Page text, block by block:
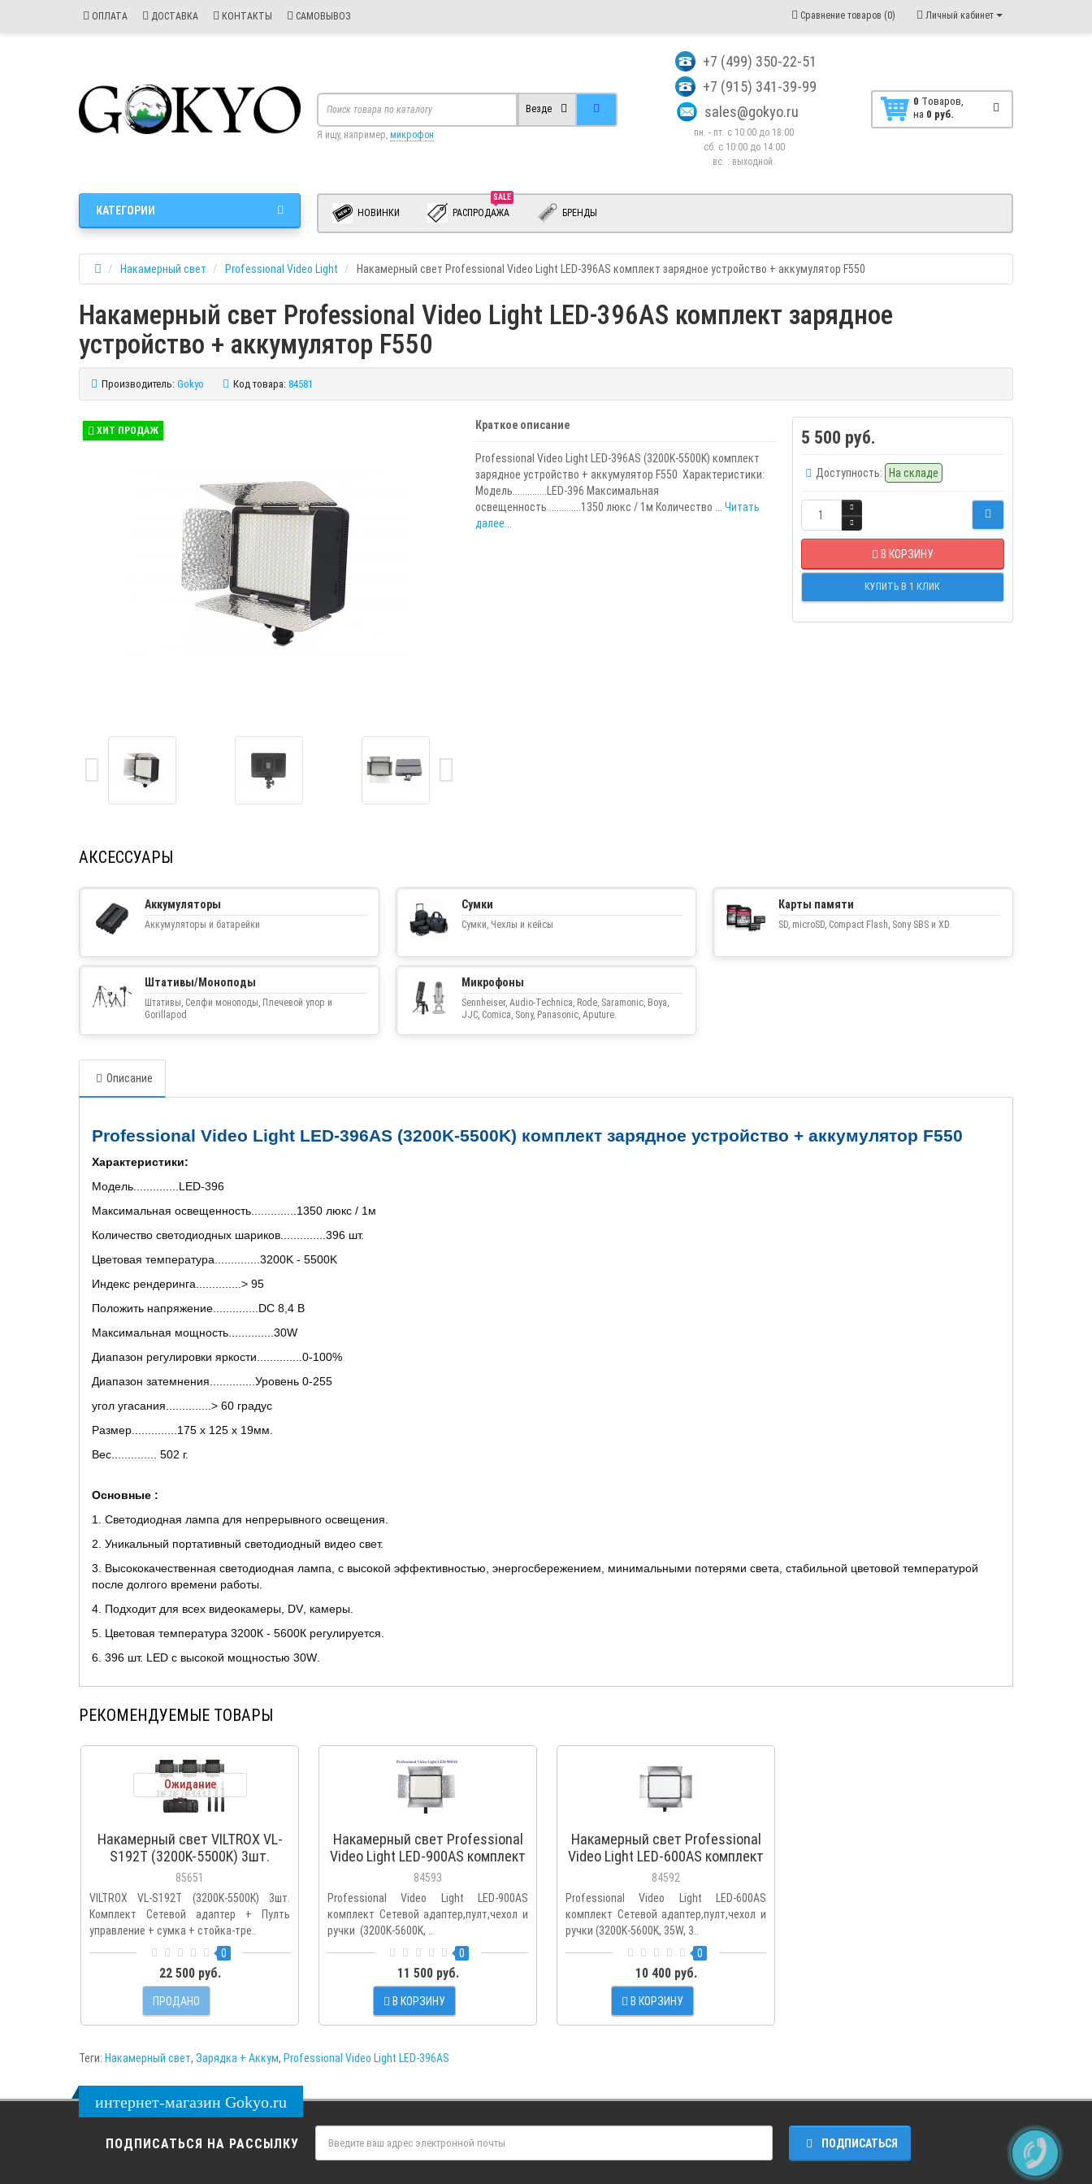
ОПЛАТА ДОСТАВКА КОНТАКТЫ САМОВЫВОЗ Личный кабинет
Сравнение товаров (0)
+7 (499) 350-22-51
+7 (915) 341-39-99
sales@gokyo.ru
пн. - пт. с 10:00 до 18:00
сб. c 10:00 до 14:00
вс. : выходной.
0 Tоваров,
на 0 руб.
Везде
Я ищу, например, микрофон
НОВИНКИ
SALE
РАСПРОДАЖА БРЕНДЫ
КАТЕГОРИИ
Накамерный свет Professional Video Light Накамерный свет Professional Video Light LED-396AS комплект зарядное устройство + аккумулятор F550
Накамерный свет Professional Video Light LED-396AS комплект зарядное
устройство + аккумулятор F550
Производитель: Gokyo Код товара: 84581
ХИТ ПРОДАЖ Краткое описание
Professional Video Light LED-396AS (3200K-5500K) комплект
зарядное устройство + аккумулятор F550 Характеристики:
Модель..............LED-396 Максимальная
освещенность..............1350 люкс / 1м Количество ... Читать
далее...
5 500 руб.
Доступность: На складе
В КОРЗИНУ
КУПИТЬ В 1 КЛИК
АКСЕССУАРЫ
Аккумуляторы
Аккумуляторы и батарейки
Сумки
Сумки, Чехлы и кейсы
Карты памяти
SD, microSD, Compact Flash, Sony SBS и XD.
Штативы/Моноподы
Штативы, Селфи моноподы, Плечевой упор и
Gorillapod
Микрофоны
Sennheiser, Audio-Technica, Rode, Saramonic, Boya,
JJC, Comica, Sony, Panasonic, Aputure.
Описание
Professional Video Light LED-396AS (3200K-5500K) комплект зарядное устройство + аккумулятор F550
Характеристики:
Модель..............LED-396
Максимальная освещенность..............1350 люкс / 1м
Количество светодиодных шариков..............396 шт.
Цветовая температура..............3200K - 5500K
Индекс рендеринга..............> 95
Положить напряжение..............DC 8,4 В
Максимальная мощность..............30W
Диапазон регулировки яркости..............0-100%
Диапазон затемнения..............Уровень 0-255
угол угасания..............> 60 градус
Размер..............175 x 125 x 19мм.
Вес.............. 502 г.
Основные :
1. Светодиодная лампа для непрерывного освещения.
2. Уникальный портативный светодиодный видео свет.
3. Высококачественная светодиодная лампа, с высокой эффективностью, энергосбережением, минимальными потерями света, стабильной цветовой температурой
после долгого времени работы.
4. Подходит для всех видеокамеры, DV, камеры.
5. Цветовая температура 3200К - 5600К регулируется.
6. 396 шт. LED с высокой мощностью 30W
РЕКОМЕНДУЕМЫЕ ТОВАРЫ
Ожидание
Накамерный свет VILTROX VL-
S192T (3200K-5500K) 3шт.
Комплект
85651
VILTROX VL-S192T (3200K-5500K) 3шт.
Комплект Сетевой адаптер + Пулть
управление + сумка + стойка-тре..
0
22 500 руб.
ПРОДАНО
Накамерный свет Professional
Video Light LED-900AS комплект
Сетевой адаптер,пулт,чехол и
ручки (3200K-5600K, 50W,
4500Lux/1m) Bi-color
84593
Professional Video Light LED-900AS
комплект Сетевой адаптер,пулт,чехол и
ручки (3200K-5600K, ..
0
11 500 руб.
В КОРЗИНУ
Накамерный свет Professional
Video Light LED-600AS комплект
Сетевой адаптер,пулт,чехол и
ручки 3200K-5600K, 35W,
3600Lux/1m
84592
Professional Video Light LED-600AS
комплект Сетевой адаптер,пулт,чехол и
ручки (3200K-5600K, 35W, 3..
0
10 400 руб.
В КОРЗИНУ
Теги: Накамерный свет, Зарядка + Аккум, Professional Video Light LED-396AS
интернет-магазин Gokyo.ru
ПОДПИСАТЬСЯ НА РАССЫЛКУ ПОДПИСАТЬСЯ